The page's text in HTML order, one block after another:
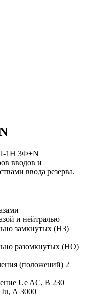
1Н 3Ф+N
вводов и
ввода резерва.
и нейтралью
замкнутых (НЗ)
разомкнутых (НО)
(положений) 2
Ue AC, В 230
Iu, А 3000